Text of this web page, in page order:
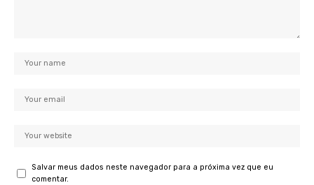
Salvar meus dados neste navegador para a próxima vez que eu
comentar.